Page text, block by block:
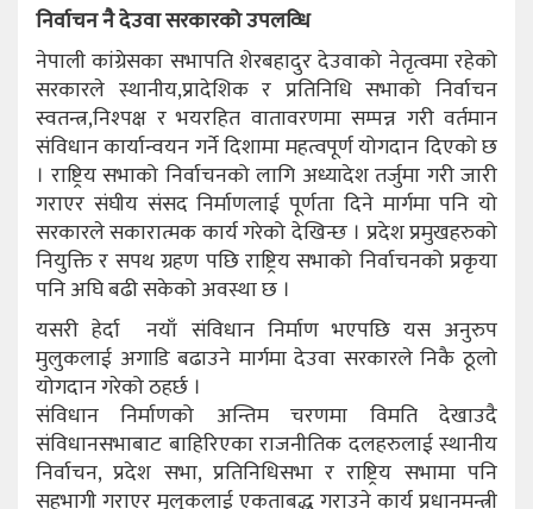
निर्वाचन नै देउवा सरकारको उपलव्धि
नेपाली कांग्रेसका सभापति शेरबहादुर देउवाको नेतृत्वमा रहेको
सरकारले स्थानीय,प्रादेशिक र प्रतिनिधि सभाको निर्वाचन
स्वतन्त्र,निश्पक्ष र भयरहित वातावरणमा सम्पन्न गरी वर्तमान
संविधान कार्यान्वयन गर्ने दिशामा महत्वपूर्ण योगदान दिएको छ
। राष्ट्रिय सभाको निर्वाचनको लागि अध्यादेश तर्जुमा गरी जारी
गराएर संघीय संसद निर्माणलाई पूर्णता दिने मार्गमा पनि यो
सरकारले सकारात्मक कार्य गरेको देखिन्छ । प्रदेश प्रमुखहरुको
नियुक्ति र सपथ ग्रहण पछि राष्ट्रिय सभाको निर्वाचनको प्रकृया
पनि अघि बढी सकेको अवस्था छ ।
यसरी हेर्दा नयाँ संविधान निर्माण भएपछि यस अनुरुप
मुलुकलाई अगाडि बढाउने मार्गमा देउवा सरकारले निकै ठूलो
योगदान गरेको ठहर्छ ।
संविधान निर्माणको अन्तिम चरणमा विमति देखाउदै
संविधानसभाबाट बाहिरिएका राजनीतिक दलहरुलाई स्थानीय
निर्वाचन, प्रदेश सभा, प्रतिनिधिसभा र राष्ट्रिय सभामा पनि
सहभागी गराएर मुलुकलाई एकताबद्ध गराउने कार्य प्रधानमन्त्री